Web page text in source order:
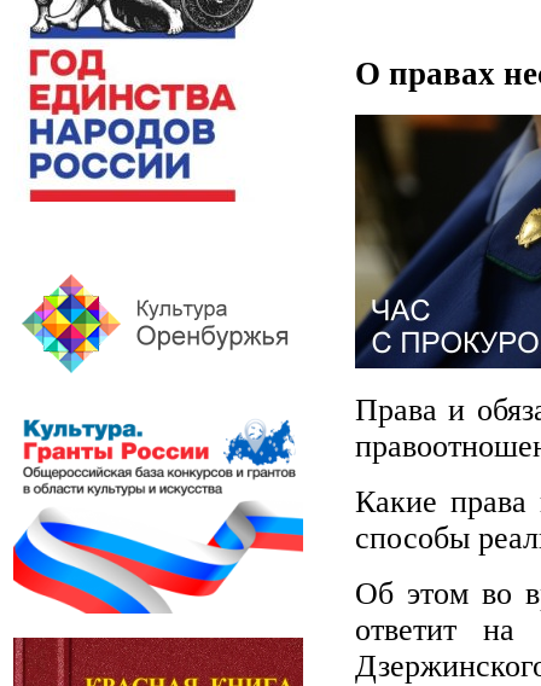
О правах
Права и
Какие права
способы
Об этом во
ответит на